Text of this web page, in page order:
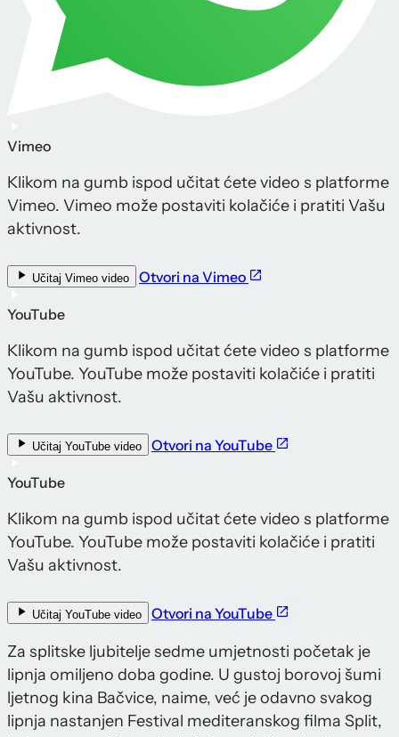
Vimeo
Klikom na gumb ispod učitat ćete video s platforme
Vimeo. Vimeo može postaviti kolačiće i pratiti Vašu
aktivnost.
Učitaj Vimeo video Otvori na Vimeo
YouTube
Klikom na gumb ispod učitat ćete video s platforme
YouTube. YouTube može postaviti kolačiće i pratiti
Vašu aktivnost.
Učitaj YouTube video Otvori na YouTube
YouTube
Klikom na gumb ispod učitat ćete video s platforme
YouTube. YouTube može postaviti kolačiće i pratiti
Vašu aktivnost.
Učitaj YouTube video Otvori na YouTube
Za splitske ljubitelje sedme umjetnosti početak je
lipnja omiljeno doba godine. U gustoj borovoj šumi
ljetnog kina Bačvice, naime, već je odavno svakog
lipnja nastanjen Festival mediteranskog filma Split,